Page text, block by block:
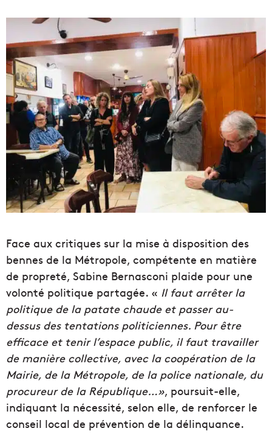
Face aux critiques sur la mise à disposition des
bennes de la Métropole, compétente en matière
de propreté, Sabine Bernasconi plaide pour une
volonté politique partagée. « Il faut arrêter la
politique de la patate chaude et passer au-
dessus des tentations politiciennes. Pour être
efficace et tenir l’espace public, il faut travailler
de manière collective, avec la coopération de la
Mairie, de la Métropole, de la police nationale, du
procureur de la République…», poursuit-elle,
indiquant la nécessité, selon elle, de renforcer le
conseil local de prévention de la délinquance.